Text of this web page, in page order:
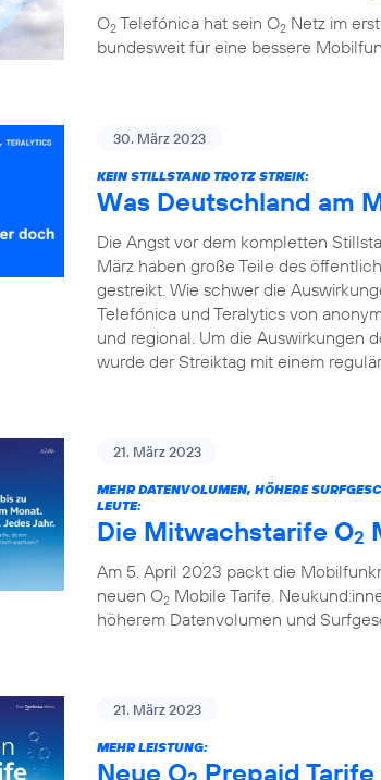
O2 Telefónica hat sein O2 Netz im
bundesweit für eine bessere
30. März 2023
KEIN STILLSTAND TROTZ STREIK:
Was Deutschland am
Die Angst vor dem kompletten
März haben große Teile des
gestreikt. Wie schwer die
Telefónica und Teralytics von
und regional. Um die Auswirkungen
wurde der Streiktag mit einem
21. März 2023
MEHR DATENVOLUMEN, HÖHERE
LEUTE:
Die Mitwachstarife O2
Am 5. April 2023 packt die
neuen O2 Mobile Tarife.
höherem Datenvolumen und
21. März 2023
MEHR LEISTUNG:
Neue O Prepaid